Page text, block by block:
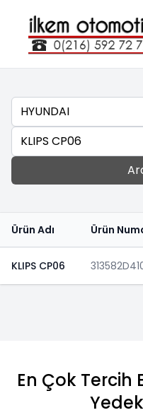
Marka
Ara
Ürün Adı Ürün
KLIPS CP06
En Çok Tercih